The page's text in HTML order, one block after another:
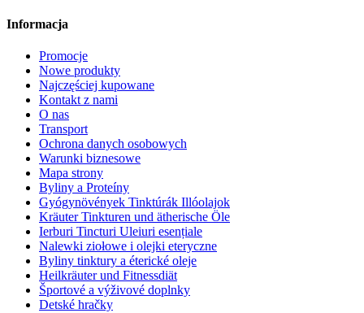
Informacja
Promocje
Nowe produkty
Najczęściej kupowane
Kontakt z nami
O nas
Transport
Ochrona danych osobowych
Warunki biznesowe
Mapa strony
Byliny a Proteíny
Gyógynövények Tinktúrák Illóolajok
Kräuter Tinkturen und ätherische Öle
Ierburi Tincturi Uleiuri esențiale
Nalewki ziołowe i olejki eteryczne
Byliny tinktury a éterické oleje
Heilkräuter und Fitnessdiät
Športové a výživové doplnky
Detské hračky